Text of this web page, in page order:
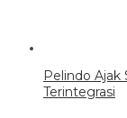
Pelindo
Terintegrasi